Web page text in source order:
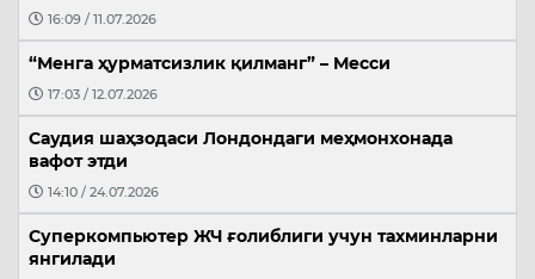
16:09 / 11.07.2026
“Менга ҳурматсизлик қилманг” – Месси
17:03 / 12.07.2026
Саудия шаҳзодаси Лондондаги меҳмонхонада
вафот этди
14:10 / 24.07.2026
Суперкомпьютер ЖЧ ғолиблиги учун тахминларни
янгилади